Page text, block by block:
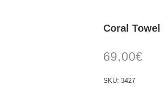
Coral
69,00€
SKU: 3427